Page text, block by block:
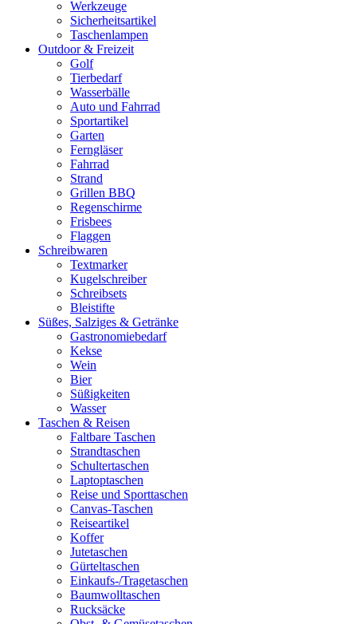
Werkzeuge
Sicherheitsartikel
Taschenlampen
Outdoor & Freizeit
Golf
Tierbedarf
Wasserbälle
Auto und Fahrrad
Sportartikel
Garten
Ferngläser
Fahrrad
Strand
Grillen BBQ
Regenschirme
Frisbees
Flaggen
Schreibwaren
Textmarker
Kugelschreiber
Schreibsets
Bleistifte
Süßes, Salziges & Getränke
Gastronomiebedarf
Kekse
Wein
Bier
Süßigkeiten
Wasser
Taschen & Reisen
Faltbare Taschen
Strandtaschen
Schultertaschen
Laptoptaschen
Reise und Sporttaschen
Canvas-Taschen
Reiseartikel
Koffer
Jutetaschen
Gürteltaschen
Einkaufs-/Tragetaschen
Baumwolltaschen
Rucksäcke